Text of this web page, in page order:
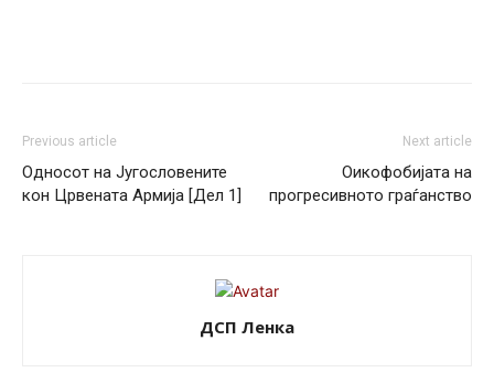
Previous article
Односот на Југословените
кон Црвената Армија [Дел 1]
Next article
Оикофобијата на
прогресивното граѓанство
ДСП Ленка